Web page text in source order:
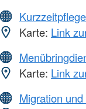
Kurzzeitpflege
Karte: Link
Karte: Link
Migration